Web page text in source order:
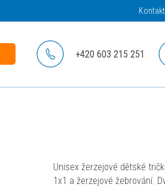
Kontakt
+420 603 215 251
Unisex žerzejové dětské
1x1 a žerzejové žebrování.